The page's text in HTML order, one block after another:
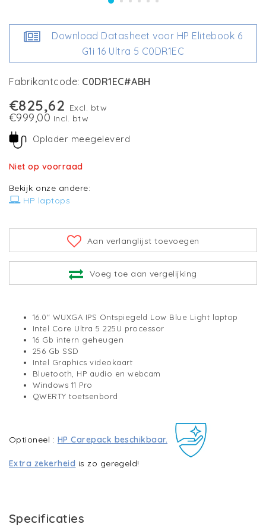
Download Datasheet voor HP Elitebook 6
G1i 16 Ultra 5 C0DR1EC
Fabrikantcode: C0DR1EC#ABH
€825,62 Excl. btw
€999,00 Incl. btw
Oplader meegeleverd
Niet op voorraad
Bekijk onze andere:
HP laptops
Aan verlanglijst toevoegen
Voeg toe aan vergelijking
16.0" WUXGA IPS Ontspiegeld Low Blue Light laptop
Intel Core Ultra 5 225U processor
16 Gb intern geheugen
256 Gb SSD
Intel Graphics videokaart
Bluetooth, HP audio en webcam
Windows 11 Pro
QWERTY toetsenbord
Optioneel : HP Carepack beschikbaar.
Extra zekerheid is zo geregeld!
Specificaties